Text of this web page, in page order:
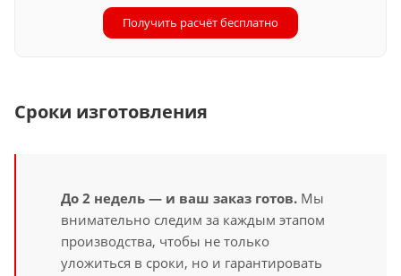
Получить расчёт бесплатно
Сроки изготовления
До 2 недель — и ваш заказ готов. Мы
внимательно следим за каждым этапом
производства, чтобы не только
уложиться в сроки, но и гарантировать